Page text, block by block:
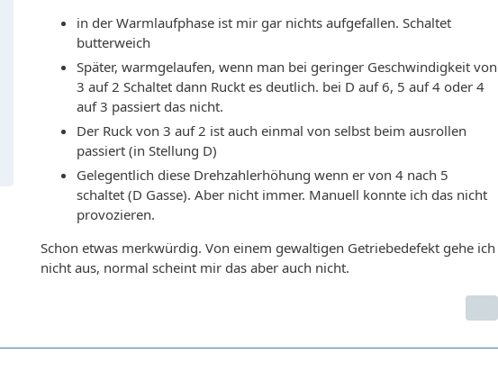
in der Warmlaufphase ist mir gar nichts aufgefallen. Schaltet
butterweich
Später, warmgelaufen, wenn man bei geringer Geschwindigkeit von
3 auf 2 Schaltet dann Ruckt es deutlich. bei D auf 6, 5 auf 4 oder 4
auf 3 passiert das nicht.
Der Ruck von 3 auf 2 ist auch einmal von selbst beim ausrollen
passiert (in Stellung D)
Gelegentlich diese Drehzahlerhöhung wenn er von 4 nach 5
schaltet (D Gasse). Aber nicht immer. Manuell konnte ich das nicht
provozieren.
Schon etwas merkwürdig. Von einem gewaltigen Getriebedefekt gehe ich
nicht aus, normal scheint mir das aber auch nicht.